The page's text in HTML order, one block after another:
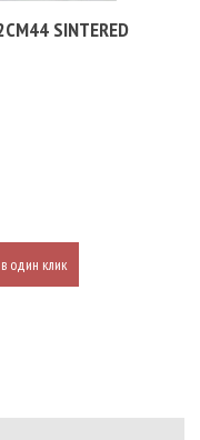
SINTERED
один клик